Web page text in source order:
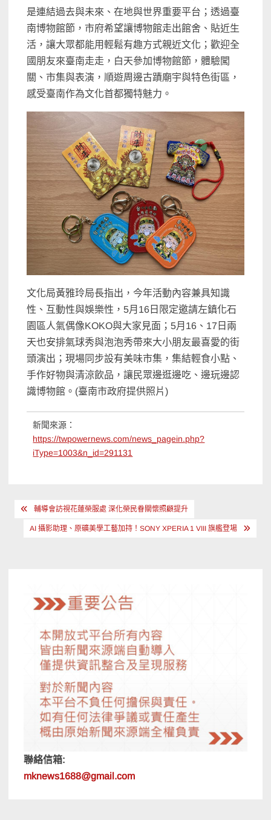
是連結過去與未來、在地與世界重要平台；透過臺
南博物館節，市府希望讓博物館走出館舍、貼近生
活，讓大眾都能用輕鬆有趣方式親近文化；歡迎全
國朋友來臺南走走，白天參加博物館節，體驗闖
關、市集與表演，順遊周邊古蹟廟宇與特色街區，
感受臺南作為文化首都獨特魅力。
文化局黃雅玲局長指出，今年活動內容兼具知識
性、互動性與娛樂性，5月16日限定邀請左鎮化石
園區人氣偶像KOKO與大家見面；5月16、17日兩
天也安排氣球秀與泡泡秀帶來大小朋友最喜愛的街
頭演出；現場同步設有美味市集，集結輕食小點、
手作好物與清涼飲品，讓民眾邊逛邊吃、邊玩邊認
識博物館。(臺南市政府提供照片)
新聞來源：
https://twpowernews.com/news_pagein.php?
iType=1003&n_id=291131
文 輔導會訪視花蓮榮服處 深化榮民眷關懷照顧提升
AI 攝影助理、原礦美學工藝加持！SONY XPERIA 1 VIII 旗艦登場
聯絡信箱:
mknews1688@gmail.com